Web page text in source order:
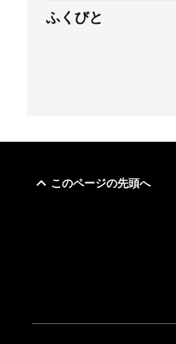
ふくびと
このページの先頭へ